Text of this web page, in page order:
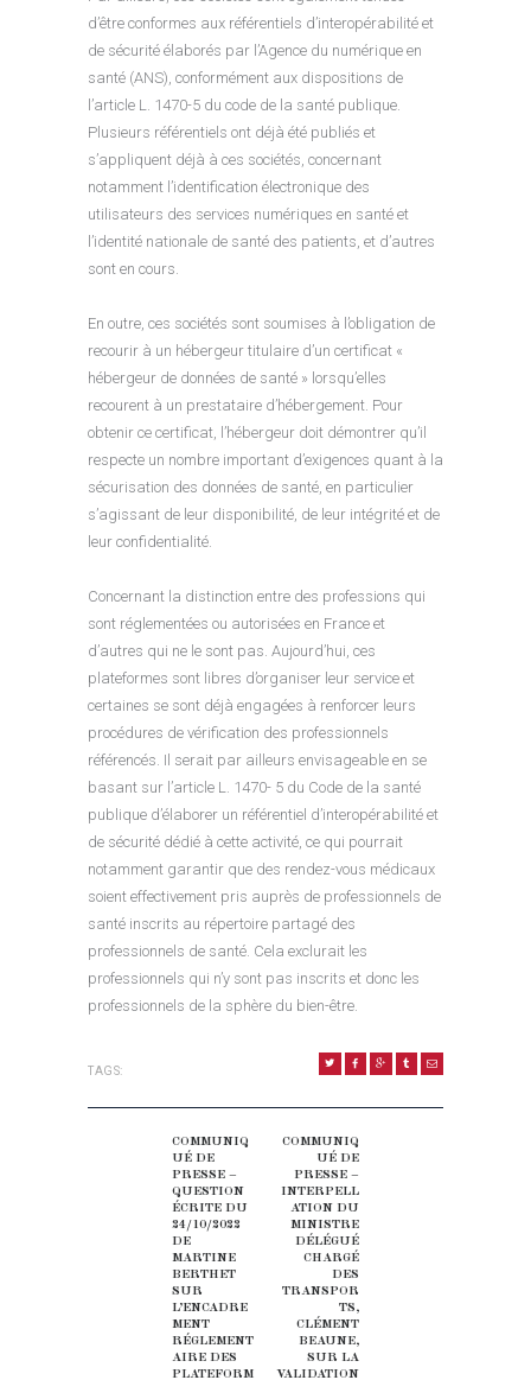
d’être conformes aux référentiels d’interopérabilité et
de sécurité élaborés par l’Agence du numérique en
santé (ANS), conformément aux dispositions de
l’article L. 1470-5 du code de la santé publique.
Plusieurs référentiels ont déjà été publiés et
s’appliquent déjà à ces sociétés, concernant
notamment l’identification électronique des
utilisateurs des services numériques en santé et
l’identité nationale de santé des patients, et d’autres
sont en cours.
En outre, ces sociétés sont soumises à l’obligation de
recourir à un hébergeur titulaire d’un certificat «
hébergeur de données de santé » lorsqu’elles
recourent à un prestataire d’hébergement. Pour
obtenir ce certificat, l’hébergeur doit démontrer qu’il
respecte un nombre important d’exigences quant à la
sécurisation des données de santé, en particulier
s’agissant de leur disponibilité, de leur intégrité et de
leur confidentialité.
Concernant la distinction entre des professions qui
sont réglementées ou autorisées en France et
d’autres qui ne le sont pas. Aujourd’hui, ces
plateformes sont libres d’organiser leur service et
certaines se sont déjà engagées à renforcer leurs
procédures de vérification des professionnels
référencés. Il serait par ailleurs envisageable en se
basant sur l’article L. 1470- 5 du Code de la santé
publique d’élaborer un référentiel d’interopérabilité et
de sécurité dédié à cette activité, ce qui pourrait
notamment garantir que des rendez-vous médicaux
soient effectivement pris auprès de professionnels de
santé inscrits au répertoire partagé des
professionnels de santé. Cela exclurait les
professionnels qui n’y sont pas inscrits et donc les
professionnels de la sphère du bien-être.
TAGS:
Previous post:
COMMUNIQ
UÉ DE
PRESSE –
QUESTION
ÉCRITE DU
24/10/2022
DE
MARTINE
BERTHET
SUR
L’ENCADRE
MENT
RÉGLEMENT
AIRE DES
PLATEFORM
COMMUNIQ
UÉ DE
PRESSE –
INTERPELL
ATION DU
MINISTRE
DÉLÉGUÉ
CHARGÉ
DES
TRANSPOR
TS,
CLÉMENT
BEAUNE,
SUR LA
VALIDATION